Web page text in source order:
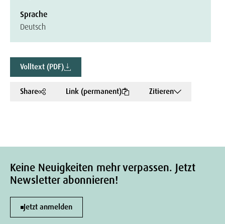
Sprache
Deutsch
Volltext (PDF)
Share Link (permanent) Zitieren
Keine Neuigkeiten mehr verpassen. Jetzt
Newsletter abonnieren!
Jetzt anmelden